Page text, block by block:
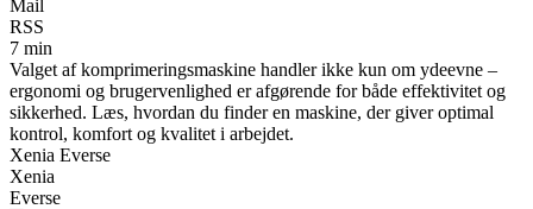
Mail
RSS
7 min
Valget af komprimeringsmaskine handler ikke kun om ydeevne –
ergonomi og brugervenlighed er afgørende for både effektivitet og
sikkerhed. Læs, hvordan du finder en maskine, der giver optimal
kontrol, komfort og kvalitet i arbejdet.
Xenia Everse
Xenia
Everse